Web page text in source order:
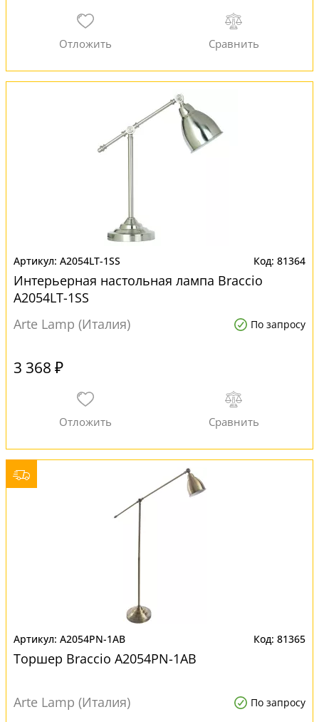
A2054LT-1SS 81364
Интерьерная настольная лампа Braccio
A2054LT-1SS
Arte Lamp (Италия)
По запросу
3 368 ₽
A2054PN-1AB 81365
Торшер Braccio A2054PN-1AB
Arte Lamp (Италия) По запросу